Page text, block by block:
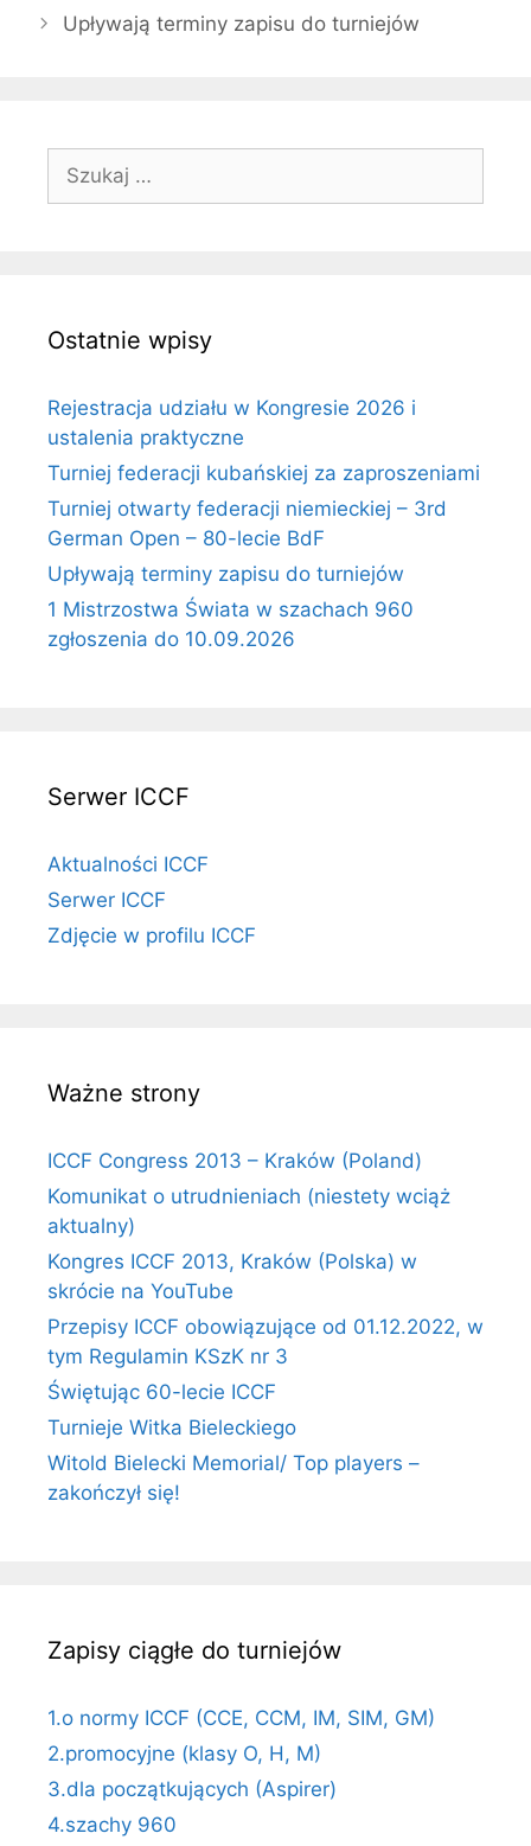
Upływają terminy zapisu do turniejów
Ostatnie wpisy
Rejestracja udziału w Kongresie 2026 i
ustalenia praktyczne
Turniej federacji kubańskiej za zaproszeniami
Turniej otwarty federacji niemieckiej – 3rd
German Open – 80-lecie BdF
Upływają terminy zapisu do turniejów
1 Mistrzostwa Świata w szachach 960
zgłoszenia do 10.09.2026
Serwer ICCF
Aktualności ICCF
Serwer ICCF
Zdjęcie w profilu ICCF
Ważne strony
ICCF Congress 2013 – Kraków (Poland)
Komunikat o utrudnieniach (niestety wciąż
aktualny)
Kongres ICCF 2013, Kraków (Polska) w
skrócie na YouTube
Przepisy ICCF obowiązujące od 01.12.2022, w
tym Regulamin KSzK nr 3
Świętując 60-lecie ICCF
Turnieje Witka Bieleckiego
Witold Bielecki Memorial/ Top players –
zakończył się!
Zapisy ciągłe do turniejów
1.o normy ICCF (CCE, CCM, IM, SIM, GM)
2.promocyjne (klasy O, H, M)
3.dla początkujących (Aspirer)
4.szachy 960